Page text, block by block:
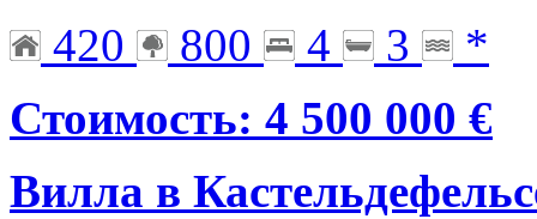
420
800 4 3
*
Стоимость: 4 500 000 €
Вилла в